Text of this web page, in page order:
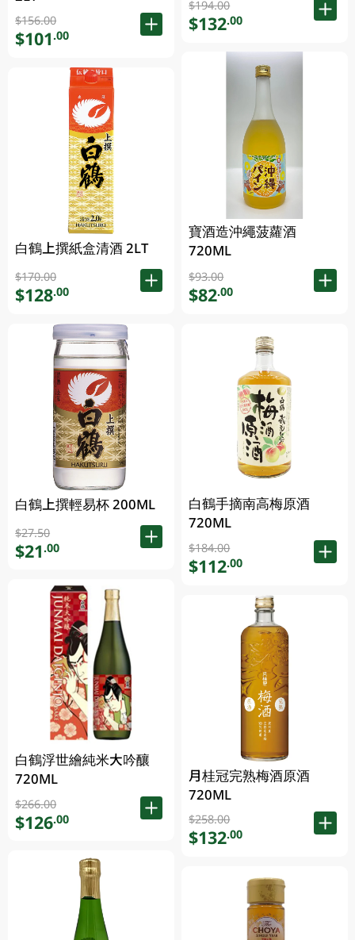
$156.00
$101.00
白鶴上撰紙盒清酒 2LT
$170.00
$128.00
白鶴上撰輕易杯 200ML
$27.50
$21.00
白鶴浮世繪純米大吟釀
720ML
$266.00
$126.00
$194.00
$132.00
寶酒造沖繩菠蘿酒
720ML
$93.00
$82.00
白鶴手摘南高梅原酒
720ML
$184.00
$112.00
月桂冠完熟梅酒原酒
720ML
$258.00
$132.00